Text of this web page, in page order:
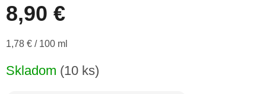
8,90 €
Jednotková
1,78 € / 100 ml
Skladom (10 ks)